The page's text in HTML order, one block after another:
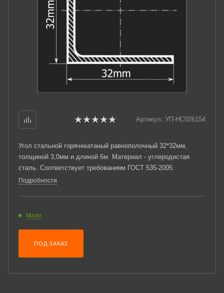
Артикул: УП-НС026154
Угол стальной горячекатаный равнополочный 32*32мм,
толщиной 3,0мм и длиной 6м. Материал - углеродистая
сталь. Соответствует требованиям ГОСТ 535-2005.
Подробности
Мало
ПОД ЗАКАЗ